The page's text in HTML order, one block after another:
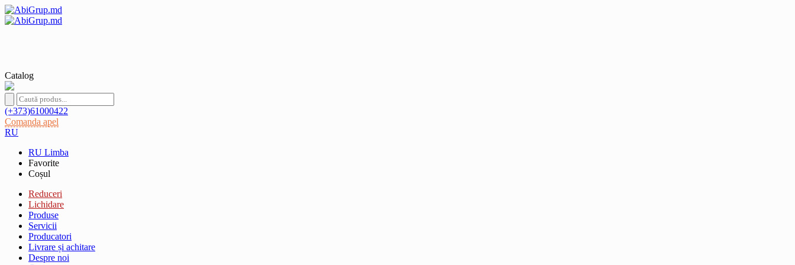
Catalog
(+373)61000422
Comanda apel
RU
RU Limba
Favorite
Coșul
Reduceri
Lichidare
Produse
Servicii
Producatori
Livrare și achitare
Despre noi